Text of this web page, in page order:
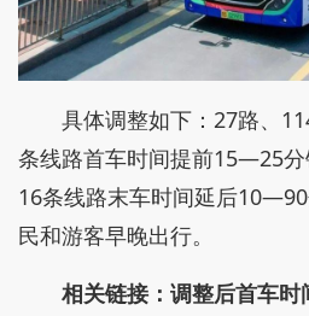
具体调整如下：27路、
条线路首车时间提前15—25
16条线路末车时间延后
民和游客早晚出行。
相关链接：调整后首车时